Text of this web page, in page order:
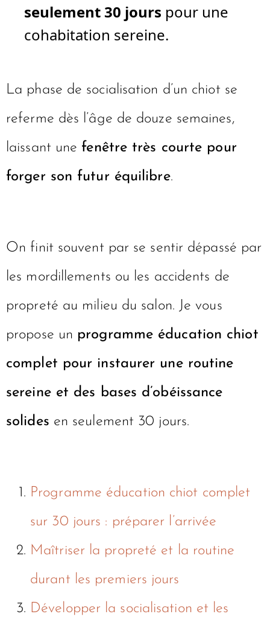
seulement 30 jours pour une
cohabitation sereine.
La phase de socialisation d’un chiot se
referme dès l’âge de douze semaines,
laissant une fenêtre très courte pour
forger son futur équilibre.
On finit souvent par se sentir dépassé par
les mordillements ou les accidents de
propreté au milieu du salon. Je vous
propose un programme éducation chiot
complet pour instaurer une routine
sereine et des bases d’obéissance
solides en seulement 30 jours.
Programme éducation chiot complet
sur 30 jours : préparer l’arrivée
Maîtriser la propreté et la routine
durant les premiers jours
Développer la socialisation et les